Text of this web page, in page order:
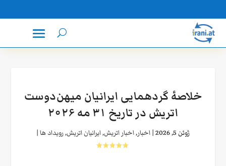
خلاصهٔ گردهمایی ایرانیان میهن‌دوست
اتریش در تاریخ ۳۱ مه ۲۰۲۶
ژوئن 5, 2026 |اخبار,اخبار اتریش,ایرانیان اتریش,رویداد ها|